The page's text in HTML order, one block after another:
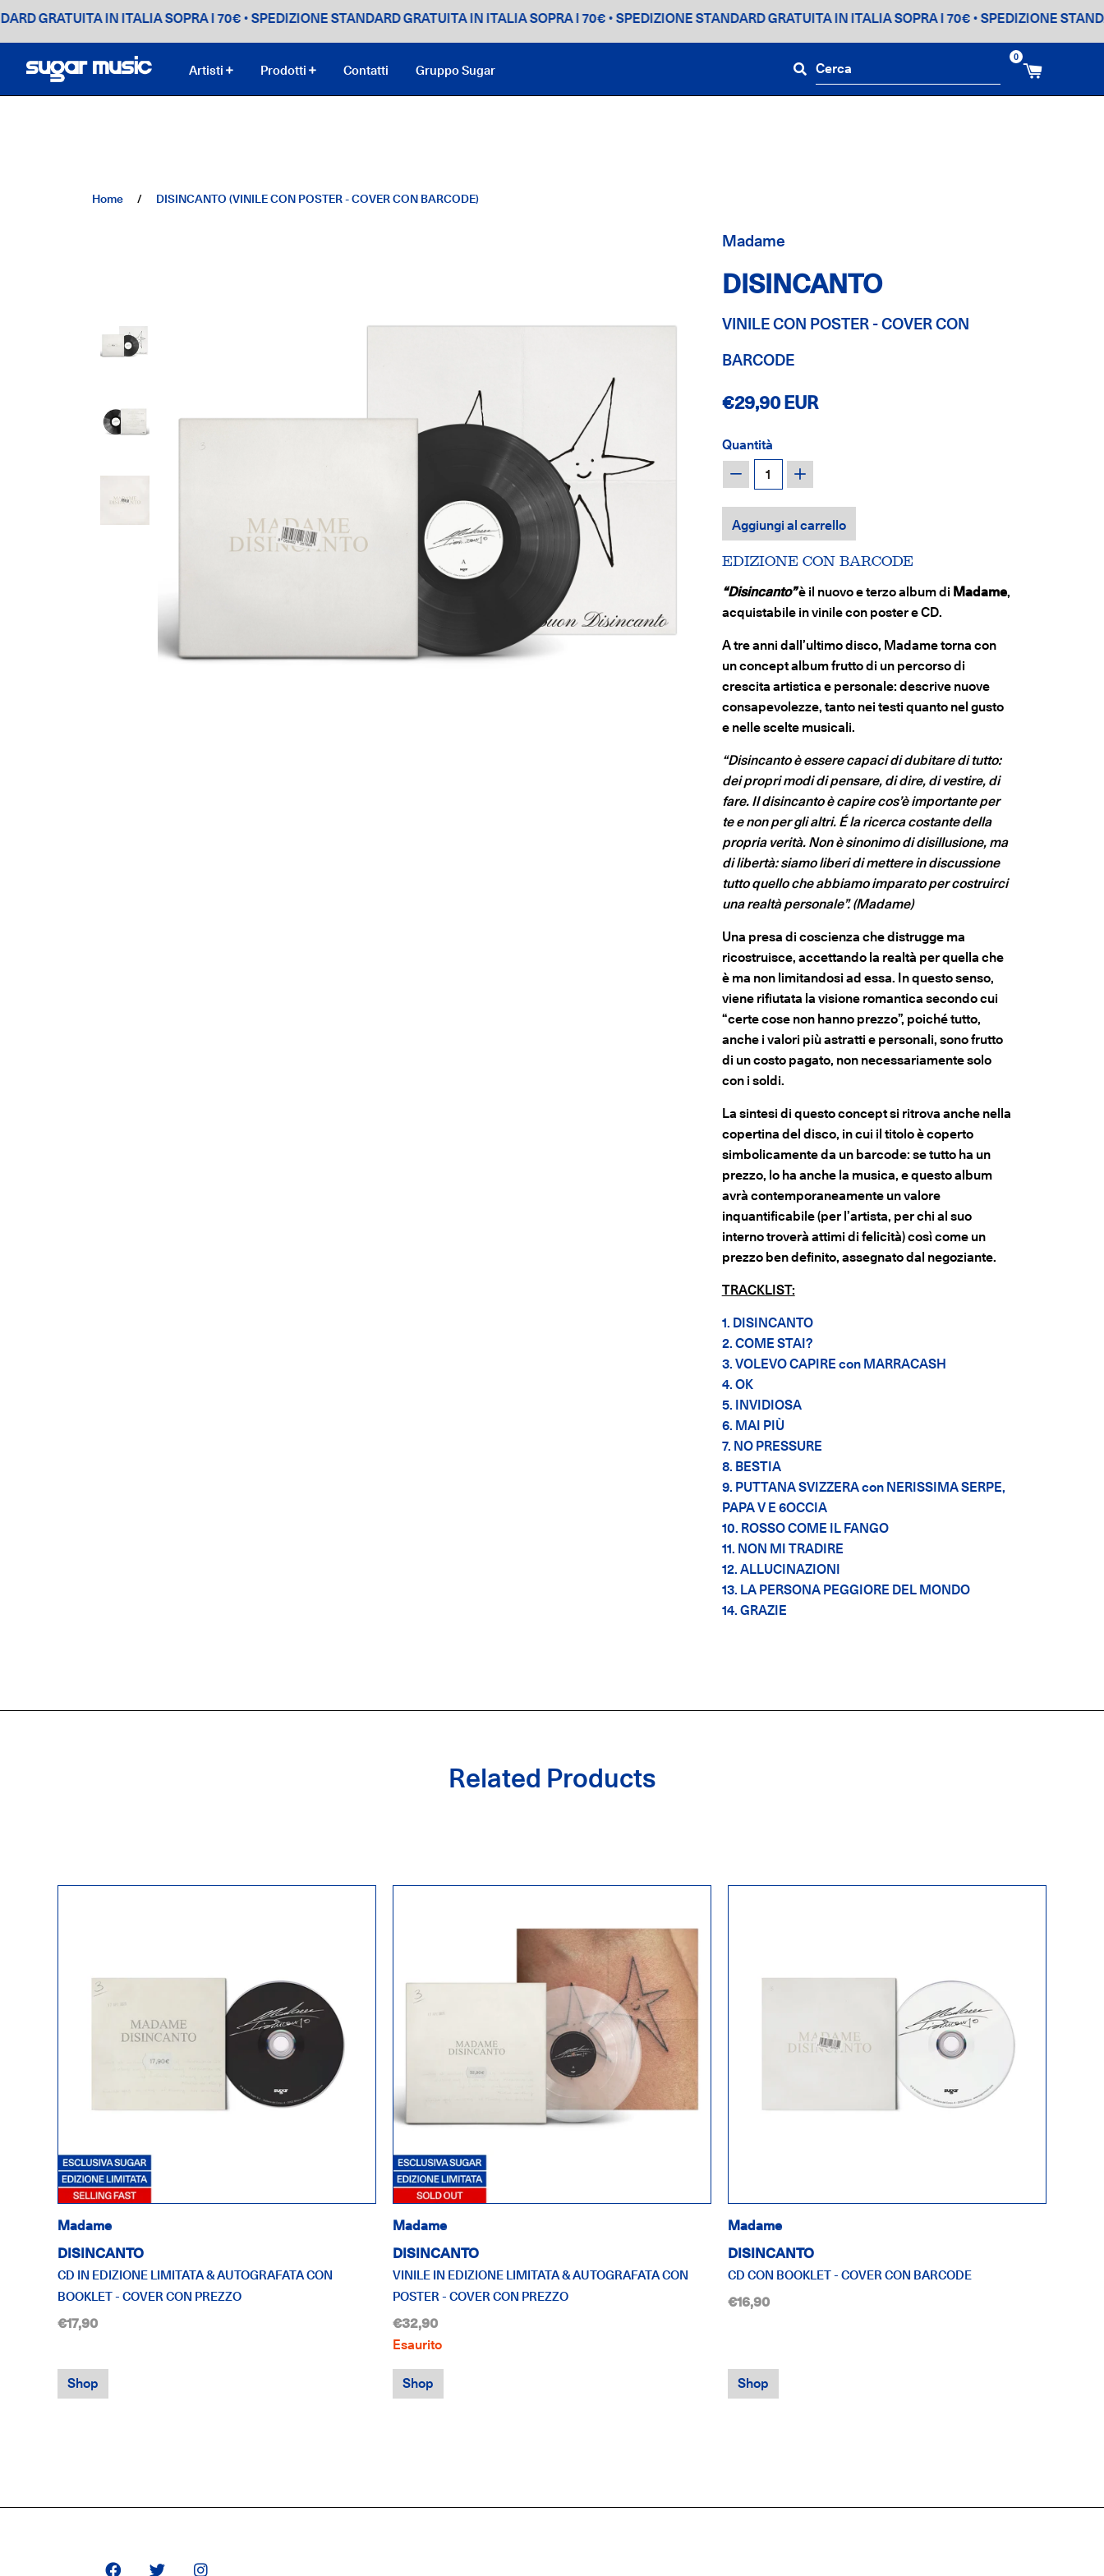
IN ITALIA SOPRA I 70€• SPEDIZIONE STANDARD GRATUITA IN ITALIA SOPRA I 70€• SPEDIZIONE STANDARD GRATUITA IN ITALIA SOPRA I 70€• SPEDIZIONE STANDARD
Artisti Prodotti Contatti Gruppo Sugar
0
Home / DISINCANTO (VINILE CON POSTER - COVER CON BARCODE)
Madame
DISINCANTO
VINILE CON POSTER - COVER CON
BARCODE
€29,90 EUR
Quantità
−
+
Aggiungi al carrello
EDIZIONE CON BARCODE
“Disincanto”è il nuovo e terzo album di Madame,
acquistabile in vinile con poster e CD.
A tre anni dall’ultimo disco, Madame torna con
un concept album frutto di un percorso di
crescita artistica e personale: descrive nuove
consapevolezze, tanto nei testi quanto nel gusto
e nelle scelte musicali.
“Disincanto è essere capaci di dubitare di tutto:
dei propri modi di pensare, di dire, di vestire, di
fare. Il disincanto è capire cos’è importante per
te e non per gli altri. É la ricerca costante della
propria verità. Non è sinonimo di disillusione, ma
di libertà: siamo liberi di mettere in discussione
tutto quello che abbiamo imparato per costruirci
una realtà personale”. (Madame)
Una presa di coscienza che distrugge ma
ricostruisce, accettando la realtà per quella che
è ma non limitandosi ad essa. In questo senso,
viene rifiutata la visione romantica secondo cui
“certe cose non hanno prezzo”, poiché tutto,
anche i valori più astratti e personali, sono frutto
di un costo pagato, non necessariamente solo
con i soldi.
La sintesi di questo concept si ritrova anche nella
copertina del disco, in cui il titolo è coperto
simbolicamente da un barcode: se tutto ha un
prezzo, lo ha anche la musica, e questo album
avrà contemporaneamente un valore
inquantificabile (per l’artista, per chi al suo
interno troverà attimi di felicità) così come un
prezzo ben definito, assegnato dal negoziante.
TRACKLIST:
1. DISINCANTO
2. COME STAI?
3. VOLEVO CAPIRE con MARRACASH
4. OK
5. INVIDIOSA
6. MAI PIÙ
7. NO PRESSURE
8. BESTIA
9. PUTTANA SVIZZERA con NERISSIMA SERPE,
PAPA V E 6OCCIA
10. ROSSO COME IL FANGO
11. NON MI TRADIRE
12. ALLUCINAZIONI
13. LA PERSONA PEGGIORE DEL MONDO
14. GRAZIE
Related Products
Madame
DISINCANTO
CD IN EDIZIONE LIMITATA & AUTOGRAFATA CON
BOOKLET - COVER CON PREZZO
€17,90
Shop
Madame
DISINCANTO
VINILE IN EDIZIONE LIMITATA & AUTOGRAFATA CON
POSTER - COVER CON PREZZO
€32,90
Esaurito
Shop
Madame
DISINCANTO
CD CON BOOKLET - COVER CON BARCODE
€16,90
Shop